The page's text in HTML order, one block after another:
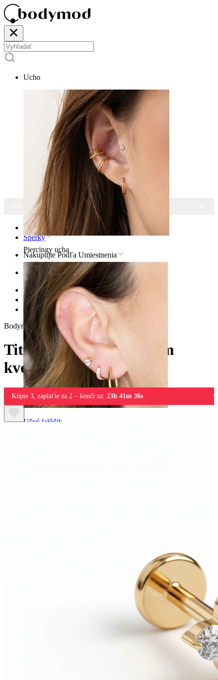
Ucho
Piercingy ucha
Ušný lalôčik
15% ZĽAVA NA VŠETKY ŠPERKY
Domov
Šperky
Nakupujte Podľa Umiestnenia
Ucho
Helix
Titánové šperky pre helix
Titánová labreta s malým kvetom
Bodymod Premium
Titánová labreta s malým
kvetom
Kúpte 3, zaplaťte za 2 – končí za: 23h 41m 36s